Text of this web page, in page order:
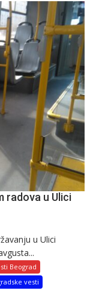
radova u Ulici
u Ulici
Beograd
vesti